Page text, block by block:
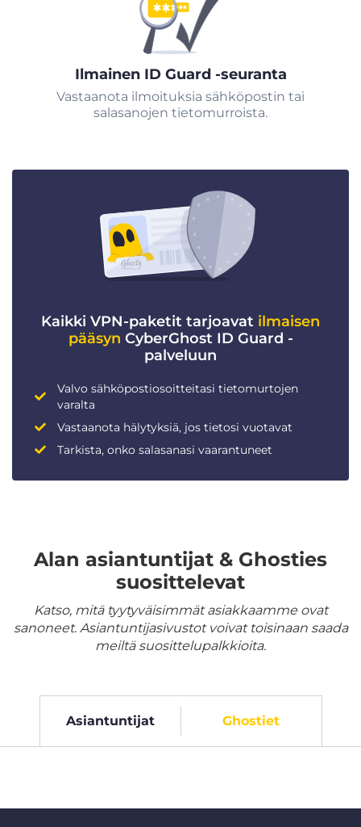
Ilmainen ID Guard -seuranta
Vastaanota ilmoituksia sähköpostin tai
salasanojen tietomurroista.
Kaikki VPN-paketit tarjoavat ilmaisen
pääsyn CyberGhost ID Guard -
palveluun
Valvo sähköpostiosoitteitasi tietomurtojen
varalta
Vastaanota hälytyksiä, jos tietosi vuotavat
Tarkista, onko salasanasi vaarantuneet
Alan asiantuntijat & Ghosties
suosittelevat
Katso, mitä tyytyväisimmät asiakkaamme ovat
sanoneet. Asiantuntijasivustot voivat toisinaan saada
meiltä suosittelupalkkioita.
Asiantuntijat Ghostiet